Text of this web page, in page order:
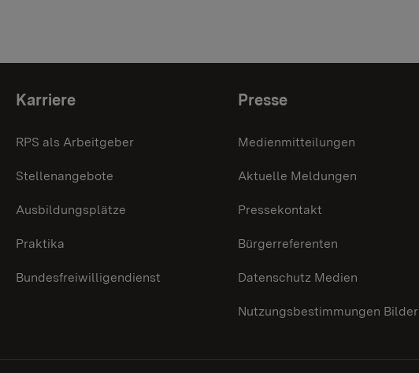
Themenübersicht
Karriere
RPS als Arbeitgeber
Stellenangebote
Ausbildungsplätze
Praktika
Bundesfreiwilligendienst
Presse
Medienmitteilungen
Aktuelle Meldungen
Pressekontakt
Bürgerreferenten
Datenschutz Medien
Nutzungsbestimmungen Bilder